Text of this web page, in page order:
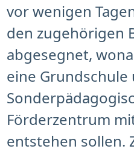
vor wenigen
den zugehörigen
abgesegnet,
eine Grundschule
Förderzentrum
entstehen sollen.